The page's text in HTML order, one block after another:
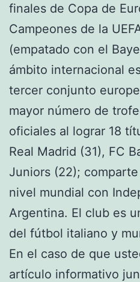
finales de Copa de
Campeones de la
(empatado con el
ámbito internacional
tercer conjunto
mayor número de
oficiales al lograr 18
Real Madrid (31), FC
Juniors (22);
nivel mundial con
Argentina. El club es
del fútbol italiano y
En el caso de que
artículo informativo